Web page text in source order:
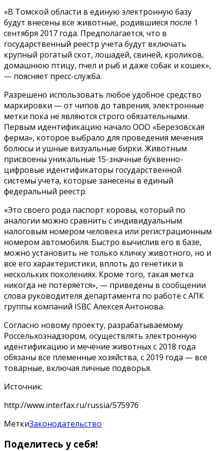
России
«В Томской области в единую электронную базу
будут внесены все животные, родившиеся после 1
сентября 2017 года. Предполагается, что в
государственный реестр учета будут включать
крупный рогатый скот, лошадей, свиней, кроликов,
домашнюю птицу, пчел и рыб и даже собак и кошек»,
— поясняет пресс-служба.
Разрешено использовать любое удобное средство
маркировки — от чипов до таврения, электронные
метки пока не являются строго обязательными.
Первым идентификацию начало ООО «Березовская
ферма», которое выбрало для проведения мечения
болюсы и ушные визуальные бирки. Животным
присвоены уникальные 15-значные буквенно-
цифровые идентификаторы государственной
системы учета, которые занесены в единый
федеральный реестр.
«Это своего рода паспорт коровы, который по
аналогии можно сравнить с индивидуальным
налоговым номером человека или регистрационным
номером автомобиля. Быстро вычислив его в базе,
можно установить не только кличку животного, но и
все его характеристики, вплоть до генетики в
нескольких поколениях. Кроме того, такая метка
никогда не потеряется», — приведены в сообщении
слова руководителя департамента по работе с АПК
группы компаний ISBC Алексея Антонова.
Согласно новому проекту, разрабатываемому
Россельхознадзором, осуществлять электронную
идентификацию и мечение животных с 2018 года
обязаны все племенные хозяйства, с 2019 года — все
товарные, включая личные подворья.
Источник:
http://www.interfax.ru/russia/575976
МеткиЗаконодательство
Поделитесь у себя!